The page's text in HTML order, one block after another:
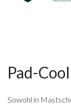
Pad-
Sowohl in